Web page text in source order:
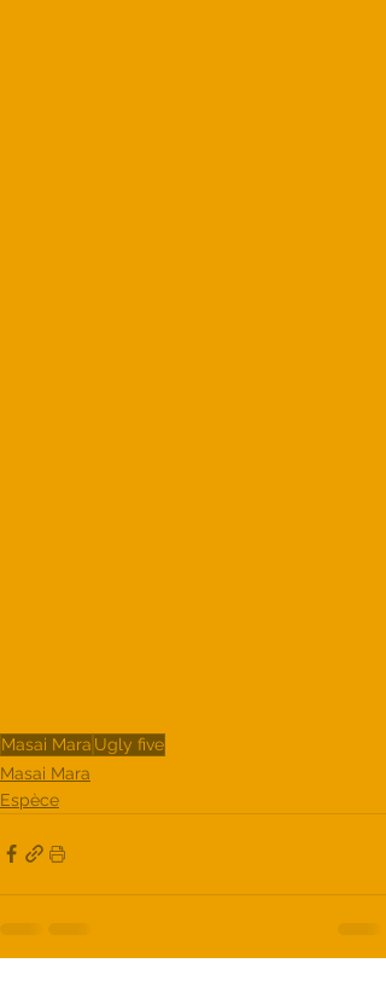
Masai Mara Ugly five
Masai Mara
Espèce